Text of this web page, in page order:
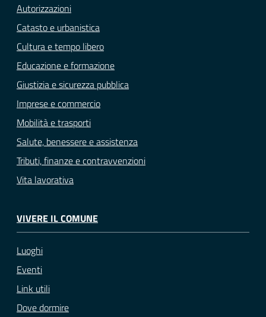
Autorizzazioni
Catasto e urbanistica
Cultura e tempo libero
Educazione e formazione
Giustizia e sicurezza pubblica
Imprese e commercio
Mobilità e trasporti
Salute, benessere e assistenza
Tributi, finanze e contravvenzioni
Vita lavorativa
VIVERE IL COMUNE
Luoghi
Eventi
Link utili
Dove dormire